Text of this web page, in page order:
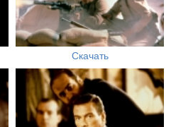
Скачать